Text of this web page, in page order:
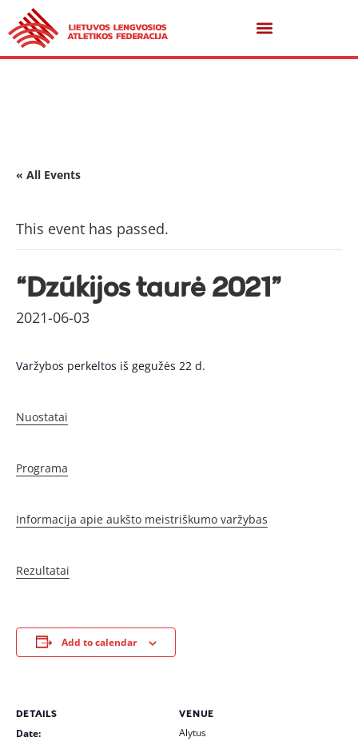
« All Events
This event has passed.
“Dzūkijos taurė 2021”
2021-06-03
Varžybos perkeltos iš gegužės 22 d.
Nuostatai
Programa
Informacija apie aukšto meistriškumo varžybas
Rezultatai
Add to calendar
DETAILS
Date:
VENUE
Alytus